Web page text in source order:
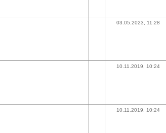
03.05.2023, 11:28
10.11.2019, 10:24
10.11.2019, 10:24